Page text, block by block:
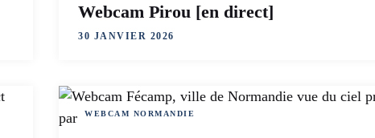
Webcam Pirou [en direct]
30 JANVIER 2026
WEBCAM NORMANDIE